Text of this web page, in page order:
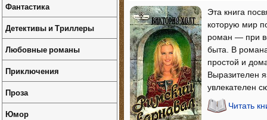
Эта книга
которую мир
роман — при
быта. В
простой и
Выразителен
увлекателен
Читать
Фантастика
Детективы и Триллеры
Любовные романы
Приключения
Проза
Юмор